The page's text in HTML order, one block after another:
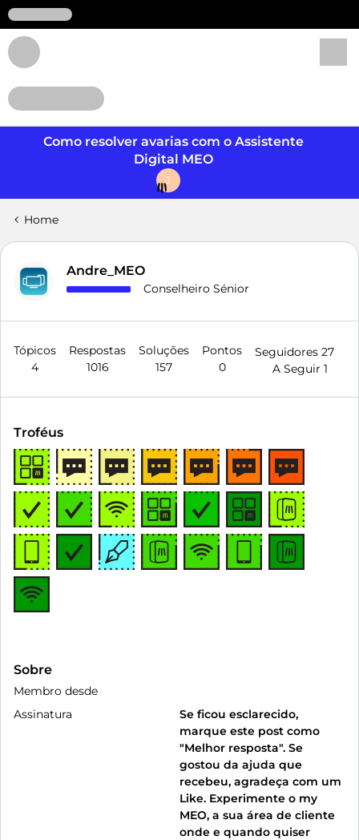
Como resolver avarias com o Assistente
Digital MEO
J
Home
Andre_MEO
Conselheiro Sénior
Tópicos
4
Respostas
1016
Soluções
157
Pontos
0
Seguidores 27
A Seguir 1
Troféus
Sobre
Membro desde
Assinatura
Se ficou esclarecido,
marque este post como
"Melhor resposta". Se
gostou da ajuda que
recebeu, agradeça com um
Like. Experimente o my
MEO, a sua área de cliente
onde e quando quiser